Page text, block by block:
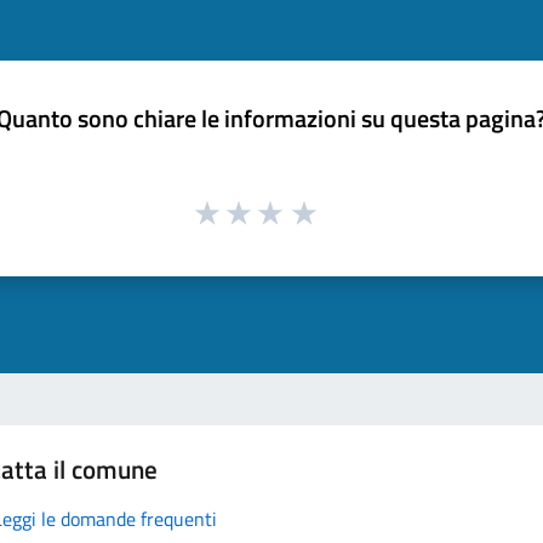
sono chiare le informazioni su questa
il comune
le domande frequenti